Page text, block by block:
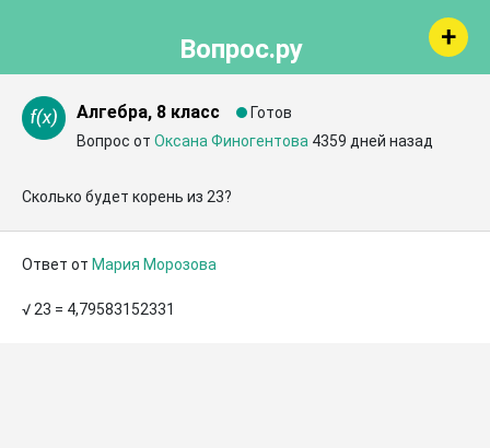
Вопрос.ру
Алгебра, 8 класс
Готов
Вопрос от Оксана Финогентова 4359 дней назад
Сколько будет корень из 23?
Ответ от Мария Морозова
√ 23 = 4,79583152331